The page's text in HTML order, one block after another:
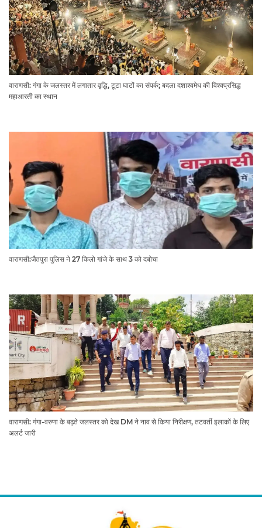
वाराणसी: गंगा के जलस्तर में लगातार वृद्धि, टूटा घाटों का संपर्क; बदला दशाश्वमेध की विश्वप्रसिद्ध
महाआरती का स्थान
वाराणसी:जैतपुरा पुलिस ने 27 किलो गांजे के साथ 3 को दबोचा
वाराणसी: गंगा-वरुणा के बढ़ते जलस्तर को देख DM ने नाव से किया निरीक्षण, तटवर्ती इलाकों के लिए
अलर्ट जारी